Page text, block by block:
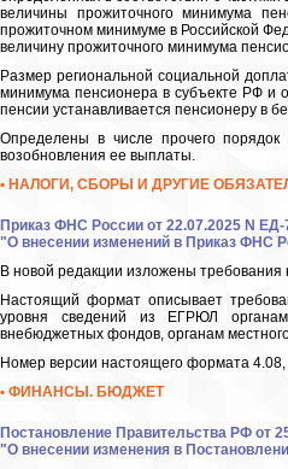
величины прожиточного минимума
прожиточном минимуме в Российской
величину прожиточного минимума
Размер региональной социальной
минимума пенсионера в субъекте РФ и
пенсии устанавливается пенсионеру в
Определены в числе прочего порядок
возобновления ее выплаты.
• НАЛОГИ, СБОРЫ И ДРУГИЕ
Приказ ФНС России от 22.07.2025 N ЕД-
"О внесении изменений в Приказ ФНС
В новой редакции изложены
Настоящий формат описывает
уровня сведений из ЕГРЮЛ органам
внебюджетных фондов, органам
Номер версии настоящего формата 4.08,
• ФИНАНСЫ. БЮДЖЕТ
Постановление Правительства РФ от
"О внесении изменения в